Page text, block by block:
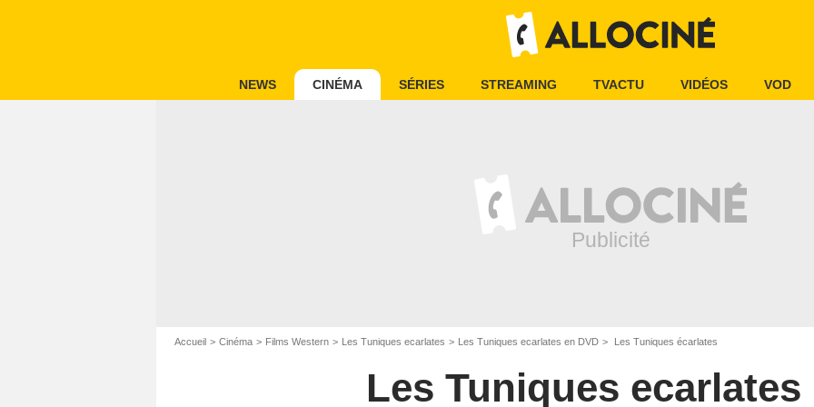
NEWS CINÉMA SÉRIES STREAMING TVACTU VIDÉOS VOD
Accueil Cinéma Films Western Les Tuniques ecarlates Les Tuniques ecarlates en DVD Les Tuniques écarlates
Les Tuniques ecarlates